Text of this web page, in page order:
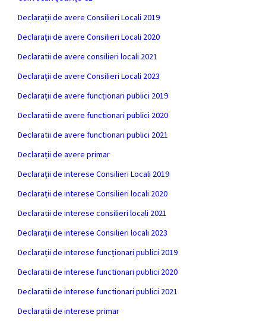
Declarații de avere Consilieri Locali 2019
Declarații de avere Consilieri Locali 2020
Declaratii de avere consilieri locali 2021
Declarații de avere Consilieri Locali 2023
Declarații de avere funcționari publici 2019
Declaratii de avere functionari publici 2020
Declaratii de avere functionari publici 2021
Declarații de avere primar
Declarații de interese Consilieri Locali 2019
Declarații de interese Consilieri locali 2020
Declaratii de interese consilieri locali 2021
Declarații de interese Consilieri locali 2023
Declarații de interese funcționari publici 2019
Declaratii de interese functionari publici 2020
Declaratii de interese functionari publici 2021
Declaratii de interese primar